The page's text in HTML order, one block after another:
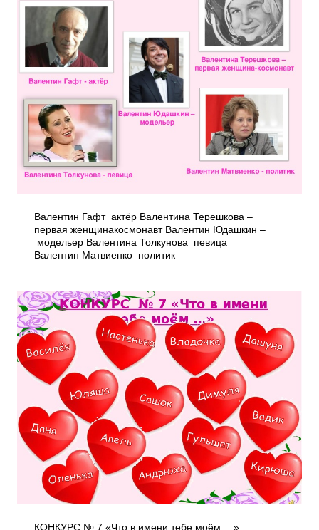
Валентин Гафт ­ актёр Валентина Терешкова –
первая женщина­космонавт Валентин Юдашкин –
модельер Валентина Толкунова ­ певица
Валентин Матвиенко ­ политик
КОНКУРС № 7 «Что в имени тебе моём …»